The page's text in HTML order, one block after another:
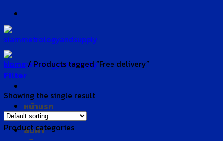
Skip
to
content
หน้าแรก
เกี่ยวกับเรา
สินค้า
Home /Products tagged “Free delivery”
Filter
Showing the single result
Product categories